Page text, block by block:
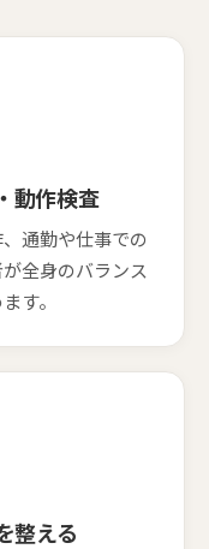
動作検査
通勤や仕事での
全身のバランス
す。
整える